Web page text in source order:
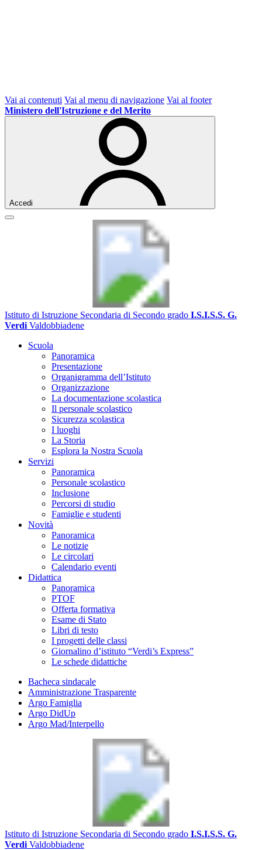
Vai ai contenuti Vai al menu di navigazione Vai al footer
Ministero dell'Istruzione e del Merito
Accedi
Istituto di Istruzione Secondaria di Secondo grado I.S.I.S.S. G.
Verdi Valdobbiadene
Scuola
Panoramica
Presentazione
Organigramma dell’Istituto
Organizzazione
La documentazione scolastica
Il personale scolastico
Sicurezza scolastica
I luoghi
La Storia
Esplora la Nostra Scuola
Servizi
Panoramica
Personale scolastico
Inclusione
Percorsi di studio
Famiglie e studenti
Novità
Panoramica
Le notizie
Le circolari
Calendario eventi
Didattica
Panoramica
PTOF
Offerta formativa
Esame di Stato
Libri di testo
I progetti delle classi
Giornalino d’istituto “Verdi’s Express”
Le schede didattiche
Bacheca sindacale
Amministrazione Trasparente
Argo Famiglia
Argo DidUp
Argo Mad/Interpello
Istituto di Istruzione Secondaria di Secondo grado I.S.I.S.S. G.
Verdi Valdobbiadene